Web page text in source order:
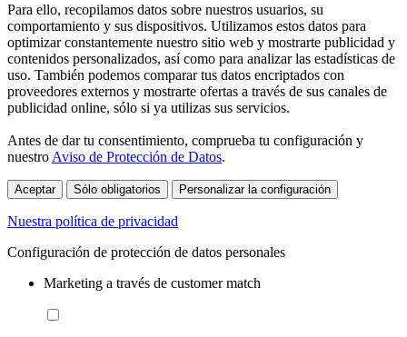
Para ello, recopilamos datos sobre nuestros usuarios, su
comportamiento y sus dispositivos. Utilizamos estos datos para
optimizar constantemente nuestro sitio web y mostrarte publicidad y
contenidos personalizados, así como para analizar las estadísticas de
uso. También podemos comparar tus datos encriptados con
proveedores externos y mostrarte ofertas a través de sus canales de
publicidad online, sólo si ya utilizas sus servicios.
Antes de dar tu consentimiento, comprueba tu configuración y
nuestro Aviso de Protección de Datos.
Aceptar Sólo obligatorios Personalizar la configuración
Nuestra política de privacidad
Configuración de protección de datos personales
Marketing a través de customer match